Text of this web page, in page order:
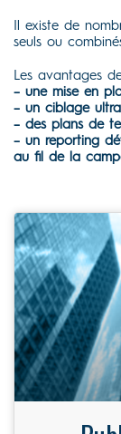
Il existe de
seuls ou
Les avantages
– une mise en
– un ciblage
– des plans de
– un reporting
au fil de la